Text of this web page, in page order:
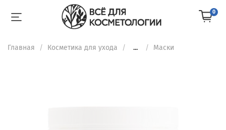
0
Главная Косметика для ухода ... Маски